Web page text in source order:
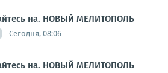
на. НОВЫЙ МЕЛИТОПОЛЬ
Сегодня, 08:06
на. НОВЫЙ МЕЛИТОПОЛЬ